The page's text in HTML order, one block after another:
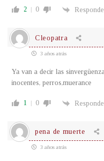
2 0
Cleopatra
3 años atrás
Ya van a decir las
inocentes, perros,muerance
1 0
pena de muerte
3 años atrás